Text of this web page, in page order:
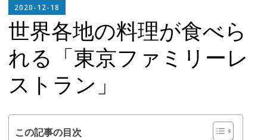
ン
テ
ン
ツ
へ
ス
キ
ッ
プ
2020-12-18
CHIEF
世界各地の料理が食べら
れる「東京ファミリーレ
ストラン」
この記事の目次